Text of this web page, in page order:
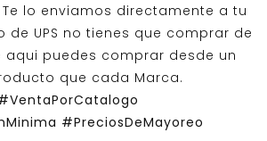
lo enviamos directamente a tu
de UPS no tienes que comprar de
puedes comprar desde un
que cada Marca.
#PreciosDeMayoreo